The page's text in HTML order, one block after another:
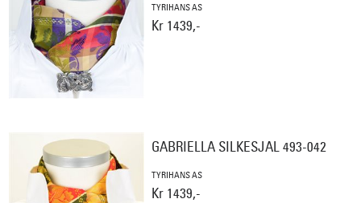
TYRIHANS AS
Kr 1439,-
GABRIELLA SILKESJAL 493-042
TYRIHANS AS
Kr 1439,-